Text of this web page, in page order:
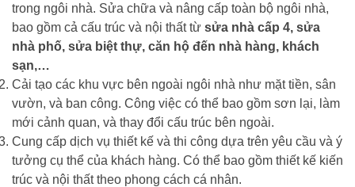
trong ngôi nhà. Sửa chữa và nâng cấp toàn bộ ngôi nhà,
bao gồm cả cấu trúc và nội thất từ sửa nhà cấp 4, sửa
nhà phố, sửa biệt thự, căn hộ đến nhà hàng, khách
sạn,…
Cải tạo các khu vực bên ngoài ngôi nhà như mặt tiền, sân
vườn, và ban công. Công việc có thể bao gồm sơn lại, làm
mới cảnh quan, và thay đổi cấu trúc bên ngoài.
Cung cấp dịch vụ thiết kế và thi công dựa trên yêu cầu và ý
tưởng cụ thể của khách hàng. Có thể bao gồm thiết kế kiến
trúc và nội thất theo phong cách cá nhân.